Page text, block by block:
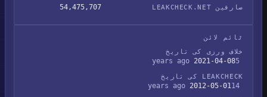
صارفین LEAKCHECK.NET 54,475,707
ٹائم لائن
خلاف ورزی کی تاریخ
2021-04-08
LEAKCHECK کی تاریخ
2012-05-01